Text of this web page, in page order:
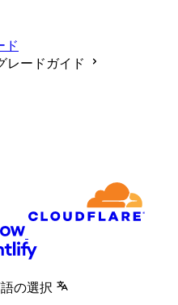
ド
レードガイド
の選択